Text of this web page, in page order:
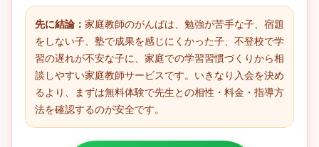
先に結論： 家庭教師のがんばは、勉強が苦手な子、宿題
をしない子、塾で成果を感じにくかった子、不登校で学
習の遅れが不安な子に、家庭での学習習慣づくりから相
談しやすい家庭教師サービスです。いきなり入会を決め
るより、まずは無料体験で先生との相性・料金・指導方
法を確認するのが安全です。